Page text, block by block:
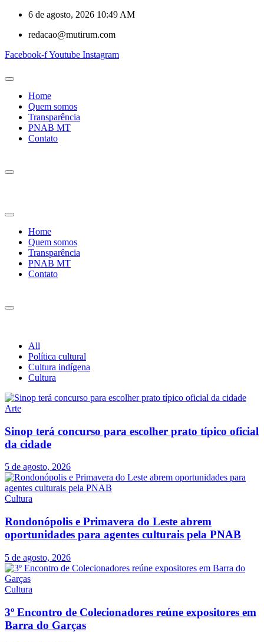
6 de agosto, 2026 10:49 AM
redacao@mutirum.com
Facebook-fYoutube Instagram
Home
Quem somos
Transparência
PNAB MT
Contato
Home
Quem somos
Transparência
PNAB MT
Contato
All
Política cultural
Cultura indígena
Cultura
Arte
Sinop terá concurso para escolher prato típico oficial
da cidade
5 de agosto, 2026
Cultura
Rondonópolis e Primavera do Leste abrem
oportunidades para agentes culturais pela PNAB
5 de agosto, 2026
Cultura
3º Encontro de Colecionadores reúne expositores em
Barra do Garças